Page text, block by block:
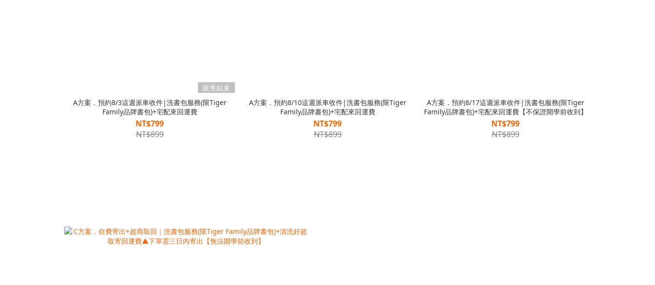
販售結束
A方案．預約8/3這週派車收件|洗書包服務(限Tiger
Family品牌書包)+宅配來回運費
NT$799
NT$899
A方案．預約8/10這週派車收件|洗書包服務(限Tiger
Family品牌書包)+宅配來回運費
NT$799
NT$899
A方案．預約8/17這週派車收件|洗書包服務(限Tiger
Family品牌書包)+宅配來回運費【不保證開學前收到】
NT$799
NT$899